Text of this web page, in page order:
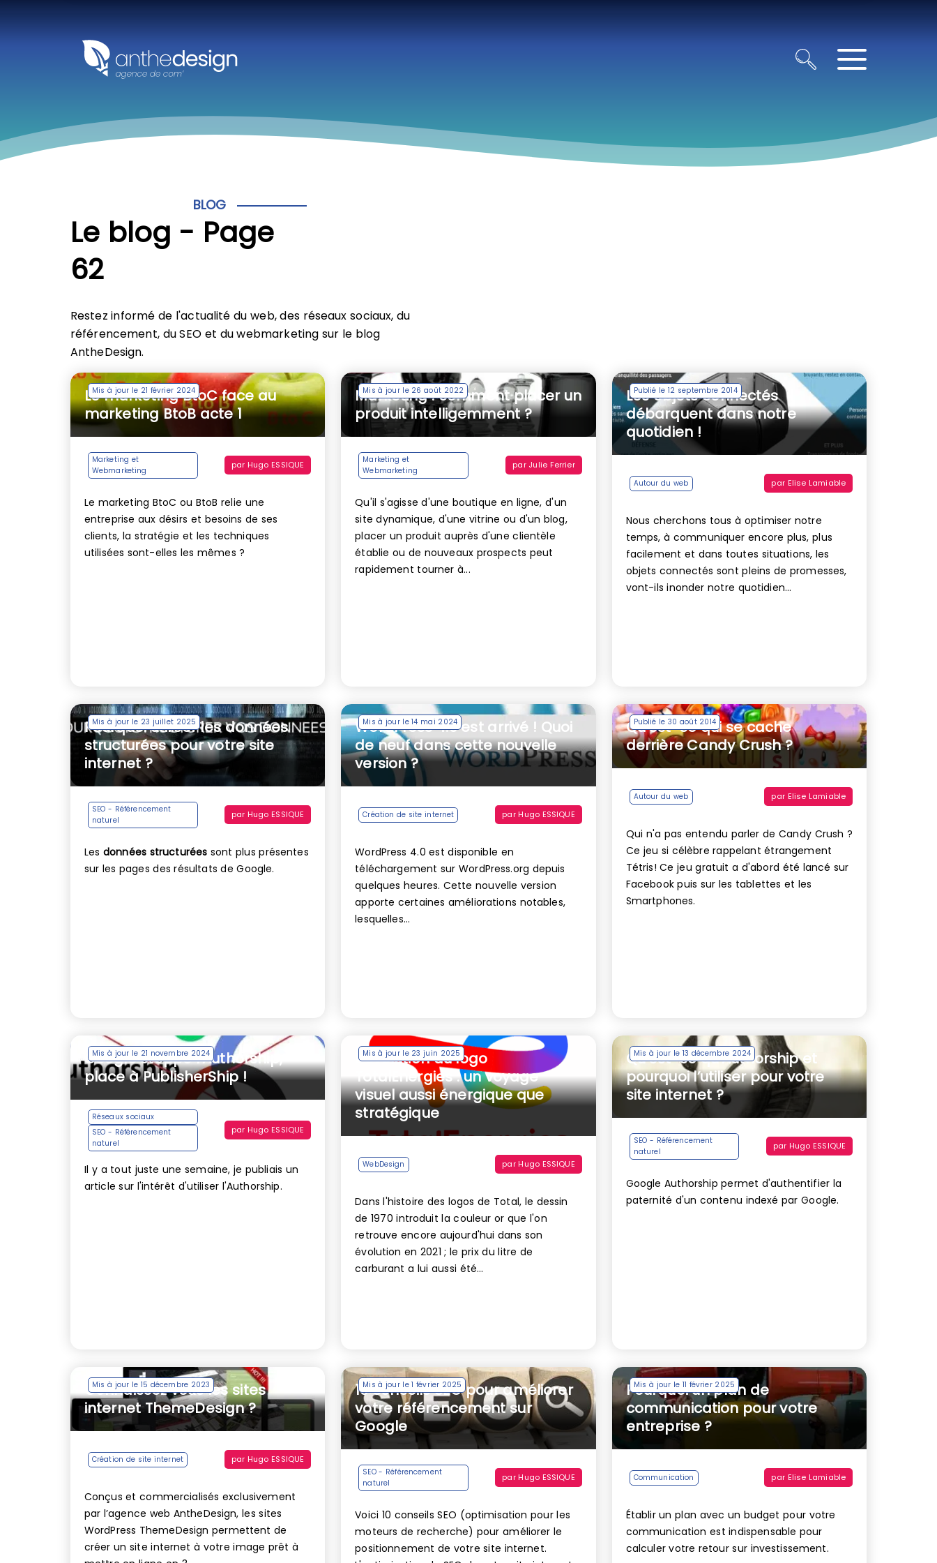
BLOG
Le blog - Page
62
Restez informé de l'actualité du web, des réseaux sociaux, du
référencement, du SEO et du webmarketing sur le blog
AntheDesign.
Mis à jour le 21 février 2024
Le marketing BtoC face au
marketing BtoB acte 1
Marketing et
Webmarketing
par Hugo ESSIQUE
Le marketing BtoC ou BtoB relie une
entreprise aux désirs et besoins de ses
clients, la stratégie et les techniques
utilisées sont-elles les mêmes ?
Mis à jour le 26 août 2022
Marketing : comment placer un
produit intelligemment ?
Marketing et
Webmarketing
par Julie Ferrier
Qu'il s'agisse d'une boutique en ligne, d'un
site dynamique, d'une vitrine ou d'un blog,
placer un produit auprès d'une clientèle
établie ou de nouveaux prospects peut
rapidement tourner à...
Publié le 12 septembre 2014
Les objets connectés
débarquent dans notre
quotidien !
Autour du web par Elise Lamiable
Nous cherchons tous à optimiser notre
temps, à communiquer encore plus, plus
facilement et dans toutes situations, les
objets connectés sont pleins de promesses,
vont-ils inonder notre quotidien...
Mis à jour le 23 juillet 2025
Pourquoi utiliser les données
structurées pour votre site
internet ?
SEO - Référencement
naturel
par Hugo ESSIQUE
Les données structurées sont plus présentes
sur les pages des résultats de Google.
Mis à jour le 14 mai 2024
WordPress 4.0 est arrivé ! Quoi
de neuf dans cette nouvelle
version ?
Création de site internet par Hugo ESSIQUE
WordPress 4.0 est disponible en
téléchargement sur WordPress.org depuis
quelques heures. Cette nouvelle version
apporte certaines améliorations notables,
lesquelles...
Publié le 30 août 2014
Qu’est-ce qui se cache
derrière Candy Crush ?
Autour du web par Elise Lamiable
Qui n'a pas entendu parler de Candy Crush ?
Ce jeu si célèbre rappelant étrangement
Tétris! Ce jeu gratuit a d'abord été lancé sur
Facebook puis sur les tablettes et les
Smartphones.
Mis à jour le 21 novembre 2024
Google stoppe l’Authorship,
place à PublisherShip !
Réseaux sociaux
SEO - Référencement
naturel
par Hugo ESSIQUE
Il y a tout juste une semaine, je publiais un
article sur l'intérêt d'utiliser l'Authorship.
Mis à jour le 23 juin 2025
L’évolution du logo
TotalEnergies : un voyage
visuel aussi énergique que
stratégique
WebDesign par Hugo ESSIQUE
Dans l'histoire des logos de Total, le dessin
de 1970 introduit la couleur or que l'on
retrouve encore aujourd'hui dans son
évolution en 2021 ; le prix du litre de
carburant a lui aussi été...
Mis à jour le 13 décembre 2024
Qu’est-ce qu’Authorship et
pourquoi l’utiliser pour votre
site internet ?
SEO - Référencement
naturel
par Hugo ESSIQUE
Google Authorship permet d'authentifier la
paternité d'un contenu indexé par Google.
Mis à jour le 15 décembre 2023
Connaissez vous les sites
internet ThemeDesign ?
Création de site internet par Hugo ESSIQUE
Conçus et commercialisés exclusivement
par l’agence web AntheDesign, les sites
WordPress ThemeDesign permettent de
créer un site internet à votre image prêt à
Mis à jour le 1 février 2025
10 conseils SEO pour améliorer
votre référencement sur
Google
SEO - Référencement
naturel
par Hugo ESSIQUE
Voici 10 conseils SEO (optimisation pour les
moteurs de recherche) pour améliorer le
positionnement de votre site internet.
Mis à jour le 11 février 2025
Pourquoi un plan de
communication pour votre
entreprise ?
Communication par Elise Lamiable
Établir un plan avec un budget pour votre
communication est indispensable pour
calculer votre retour sur investissement.